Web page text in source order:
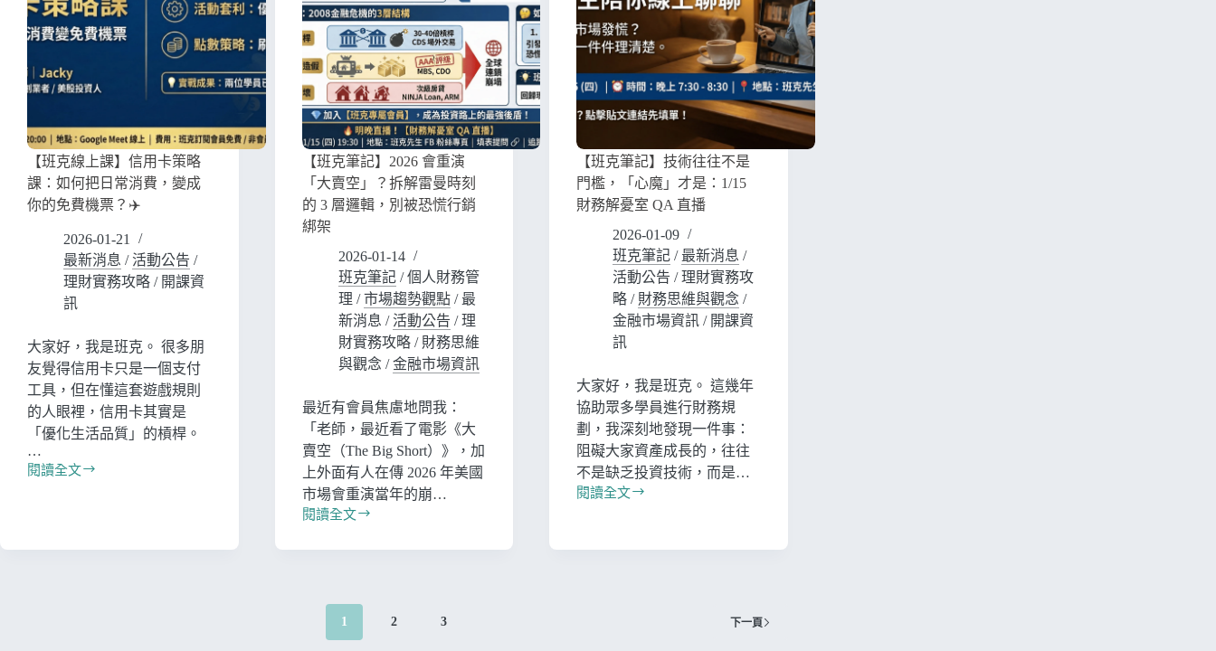
【班克線上課】信用卡策略
課：如何把日常消費，變成
你的免費機票？✈️
2026-01-21
最新消息 / 活動公告 /
理財實務攻略 / 開課資
訊
大家好，我是班克。 很多朋
友覺得信用卡只是一個支付
工具，但在懂這套遊戲規則
的人眼裡，信用卡其實是
「優化生活品質」的槓桿。
…
閱讀全文
【班克筆記】2026 會重演
「大賣空」？拆解雷曼時刻
的 3 層邏輯，別被恐慌行銷
綁架
2026-01-14
班克筆記/個人財務管
理 /市場趨勢觀點/ 最
新消息 / 活動公告 / 理
財實務攻略/ 財務思維
與觀念 /金融市場資訊
最近有會員焦慮地問我：
「老師，最近看了電影《大
賣空（The Big Short）》，加
上外面有人在傳 2026 年美國
市場會重演當年的崩…
閱讀全文
【班克筆記】技術往往不是
門檻，「心魔」才是：1/15
財務解憂室 QA 直播
2026-01-09
班克筆記 / 最新消息 /
活動公告 / 理財實務攻
略 / 財務思維與觀念 /
金融市場資訊 / 開課資
訊
大家好，我是班克。 這幾年
協助眾多學員進行財務規
劃，我深刻地發現一件事：
阻礙大家資產成長的，往往
不是缺乏投資技術，而是…
閱讀全文
1 2 3 下一頁